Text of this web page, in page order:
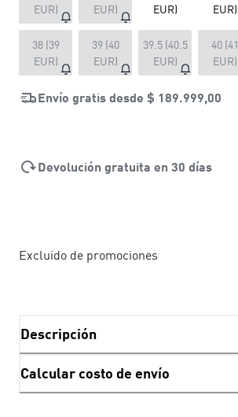
EUR)
EUR)
EUR)
EUR)
38 (39
EUR)
39 (40
EUR)
39.5 (40.5
EUR)
40 (41
EUR)
Envío gratis desde $ 189.999,00
Devolución gratuita en 30 días
Excluido de promociones
Descripción
Calcular costo de envío